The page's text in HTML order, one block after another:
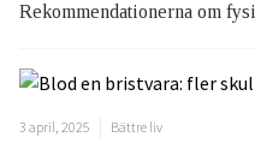
Rekommendationerna om
3 april, 2025 Bättre liv